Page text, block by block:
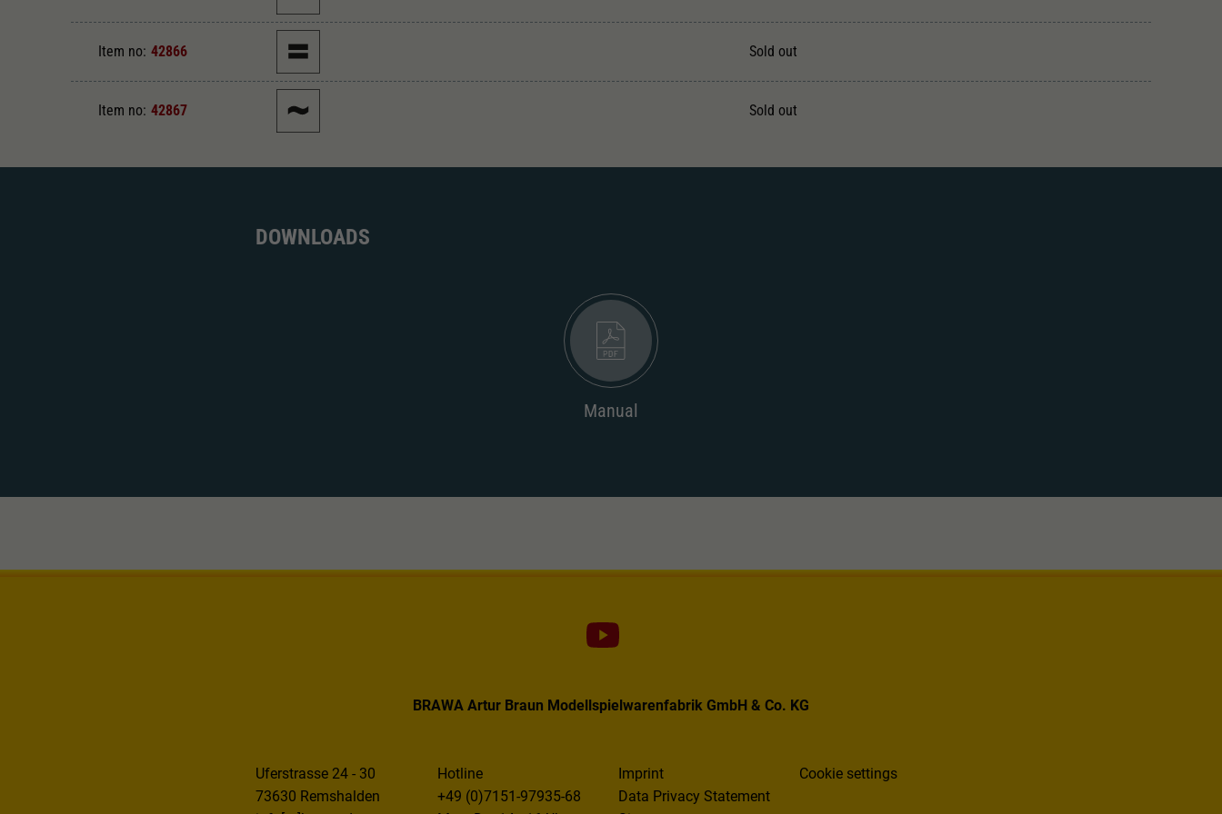
Item no: 42866 Sold out
Item no: 42867 Sold out
DOWNLOADS
Manual
BRAWA Artur Braun Modellspielwarenfabrik GmbH & Co. KG
Uferstrasse 24 - 30
73630 Remshalden
Hotline
+49 (0)7151-97935-68
Imprint
Data Privacy Statement
Cookie settings
Zweck
historische Speicherung Ihrer vorgenommen